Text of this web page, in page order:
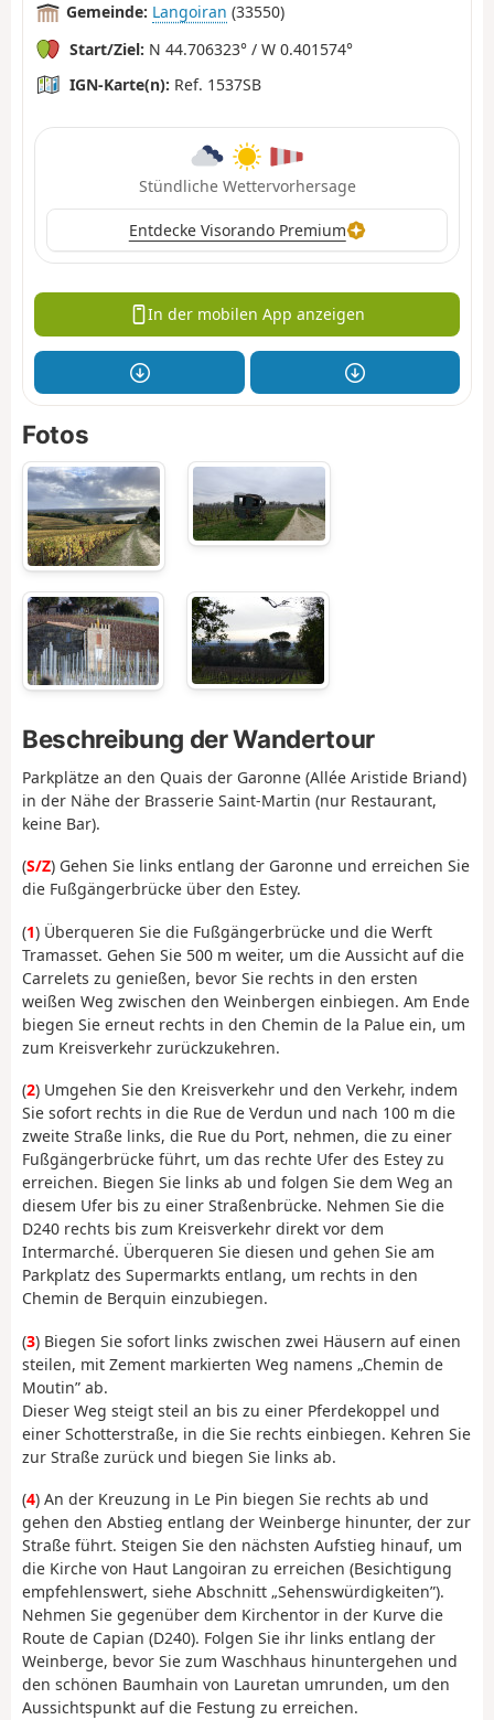
Gemeinde: Langoiran (33550)
Start/Ziel: N 44.706323° / W 0.401574°
IGN-Karte(n): Ref. 1537SB
Stündliche Wettervorhersage
Entdecke Visorando Premium
In der mobilen App anzeigen
Fotos
Beschreibung der Wandertour
Parkplätze an den Quais der Garonne (Allée Aristide Briand)
in der Nähe der Brasserie Saint-Martin (nur Restaurant,
keine Bar).
(S/Z) Gehen Sie links entlang der Garonne und erreichen Sie
die Fußgängerbrücke über den Estey.
(1) Überqueren Sie die Fußgängerbrücke und die Werft
Tramasset. Gehen Sie 500 m weiter, um die Aussicht auf die
Carrelets zu genießen, bevor Sie rechts in den ersten
weißen Weg zwischen den Weinbergen einbiegen. Am Ende
biegen Sie erneut rechts in den Chemin de la Palue ein, um
zum Kreisverkehr zurückzukehren.
(2) Umgehen Sie den Kreisverkehr und den Verkehr, indem
Sie sofort rechts in die Rue de Verdun und nach 100 m die
zweite Straße links, die Rue du Port, nehmen, die zu einer
Fußgängerbrücke führt, um das rechte Ufer des Estey zu
erreichen. Biegen Sie links ab und folgen Sie dem Weg an
diesem Ufer bis zu einer Straßenbrücke. Nehmen Sie die
D240 rechts bis zum Kreisverkehr direkt vor dem
Intermarché. Überqueren Sie diesen und gehen Sie am
Parkplatz des Supermarkts entlang, um rechts in den
Chemin de Berquin einzubiegen.
(3) Biegen Sie sofort links zwischen zwei Häusern auf einen
steilen, mit Zement markierten Weg namens „Chemin de
Moutin” ab.
Dieser Weg steigt steil an bis zu einer Pferdekoppel und
einer Schotterstraße, in die Sie rechts einbiegen. Kehren Sie
zur Straße zurück und biegen Sie links ab.
(4) An der Kreuzung in Le Pin biegen Sie rechts ab und
gehen den Abstieg entlang der Weinberge hinunter, der zur
Straße führt. Steigen Sie den nächsten Aufstieg hinauf, um
die Kirche von Haut Langoiran zu erreichen (Besichtigung
empfehlenswert, siehe Abschnitt „Sehenswürdigkeiten”).
Nehmen Sie gegenüber dem Kirchentor in der Kurve die
Route de Capian (D240). Folgen Sie ihr links entlang der
Weinberge, bevor Sie zum Waschhaus hinuntergehen und
den schönen Baumhain von Lauretan umrunden, um den
Aussichtspunkt auf die Festung zu erreichen.